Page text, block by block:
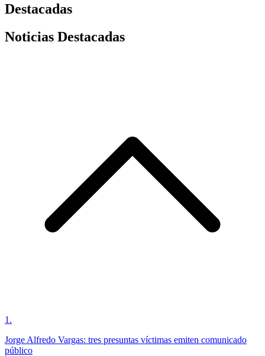
Destacadas
Noticias Destacadas
1 .
Jorge Alfredo Vargas: tres presuntas víctimas emiten comunicado
público